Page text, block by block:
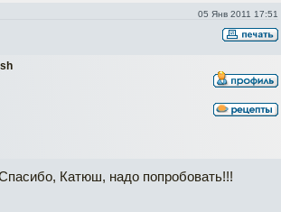
05 Янв 2011 17:51
Катюш, надо попробовать!!!